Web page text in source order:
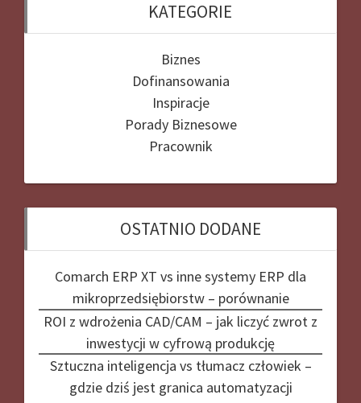
KATEGORIE
Biznes
Dofinansowania
Inspiracje
Porady Biznesowe
Pracownik
OSTATNIO DODANE
Comarch ERP XT vs inne systemy ERP dla
mikroprzedsiębiorstw – porównanie
ROI z wdrożenia CAD/CAM – jak liczyć zwrot z
inwestycji w cyfrową produkcję
Sztuczna inteligencja vs tłumacz człowiek –
gdzie dziś jest granica automatyzacji